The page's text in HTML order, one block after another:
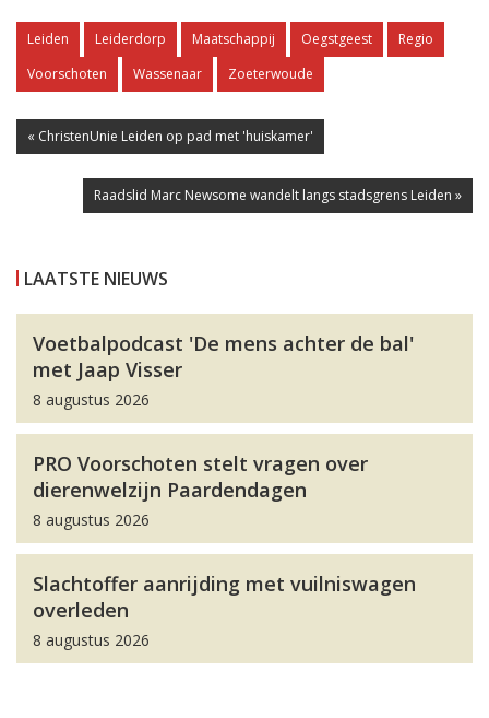
Leiden Leiderdorp Maatschappij Oegstgeest
Regio
Voorschoten
Wassenaar Zoeterwoude
« ChristenUnie Leiden op pad met 'huiskamer'
Raadslid Marc Newsome wandelt langs stadsgrens Leiden »
LAATSTE NIEUWS
Voetbalpodcast 'De mens achter de bal'
met Jaap Visser
8 augustus 2026
PRO Voorschoten stelt vragen over
dierenwelzijn Paardendagen
8 augustus 2026
Slachtoffer aanrijding met vuilniswagen
overleden
8 augustus 2026